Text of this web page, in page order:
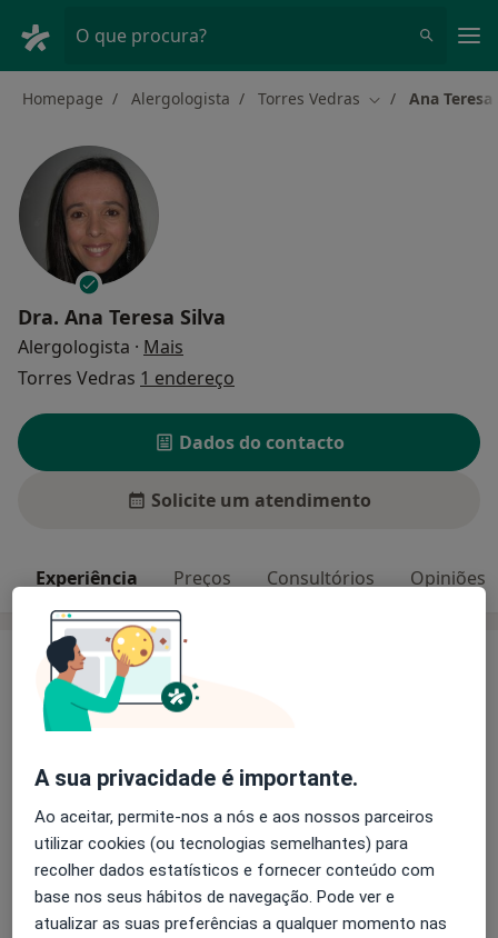
O que procura?
Homepage Alergologista Torres Vedras Mudar de cidade
Ana Teresa
Dra. Ana Teresa Silva
Alergologista · Mais
Torres Vedras 1 endereço
Dados do contacto
Solicite um atendimento
Experiência Preços Consultórios Opiniões
Experiência
Médica Licenciada na Faculdade de Medicina de Lisboa
Cédula 37349
Especiais áreas de desenvolvimento:
Alergia Respiratória
Alergia a Medicamentos
Alergologia Pediátrica
maisSobre mim
Principais doenças tratadas
A sua privacidade é importante.
Ao aceitar, permite-nos a nós e aos nossos parceiros
utilizar cookies (ou tecnologias semelhantes) para
recolher dados estatísticos e fornecer conteúdo com
base nos seus hábitos de navegação. Pode ver e
atualizar as suas preferências a qualquer momento nas